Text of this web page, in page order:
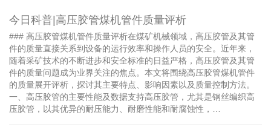
今日科普|高压胶管煤机管件质量评析
### 高压胶管煤机管件质量评析在煤矿机械领域，高压胶管及其管
件的质量直接关系到设备的运行效率和操作人员的安全。近年来，
随着采矿技术的不断进步和安全标准的日益严格，高压胶管及其管
件的质量问题成为业界关注的焦点。本文将围绕高压胶管煤机管件
的质量展开评析，探讨其主要特点、影响因素以及质量控制方法。
一、高压胶管的主要性能及数据支持高压胶管，尤其是钢丝编织高
压胶管，以其优异的耐压能力、耐磨性能和耐腐蚀性，…